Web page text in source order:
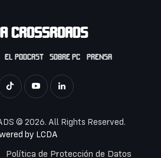
CROSSROADS
EL PODCAST SOBRE PC PRENSA
© 2026. All Rights Reserved.
by LCDA
Política de Protección de Datos